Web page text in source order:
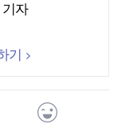
자
기